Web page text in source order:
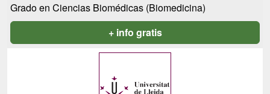
Grado en Ciencias Biomédicas (Biomedicina)
+ info gratis